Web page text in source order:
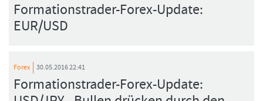
Formationstrader-Forex-Update:
EUR/USD
Forex 30.05.2016 22:41
Formationstrader-Forex-Update: